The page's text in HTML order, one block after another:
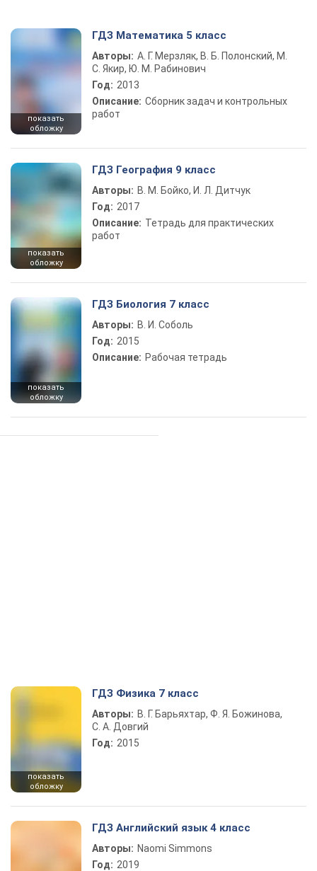
показать
обложку
ГДЗ Математика 5 класс
Авторы: А. Г. Мерзляк, В. Б. Полонский, М.
С. Якир, Ю. М. Рабинович
Год: 2013
Описание: Сборник задач и контрольных
работ
показать
обложку
ГДЗ География 9 класс
Авторы: В. М. Бойко, И. Л. Дитчук
Год: 2017
Описание: Тетрадь для практических
работ
показать
обложку
ГДЗ Биология 7 класс
Авторы: В. И. Соболь
Год: 2015
Описание: Рабочая тетрадь
показать
обложку
ГДЗ Физика 7 класс
Авторы: В. Г. Барьяхтар, Ф. Я. Божинова,
С. А. Довгий
Год: 2015
ГДЗ Английский язык 4 класс
Авторы: Naomi Simmons
Год: 2019